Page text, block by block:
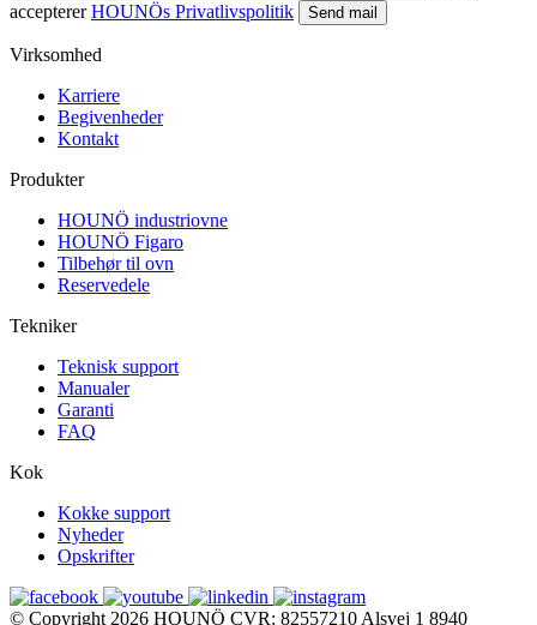
acceptererHOUNÖs Privatlivspolitik
Virksomhed
Karriere
Begivenheder
Kontakt
Produkter
HOUNÖ industriovne
HOUNÖ Figaro
Tilbehør til ovn
Reservedele
Tekniker
Teknisk support
Manualer
Garanti
FAQ
Kok
Kokke support
Nyheder
Opskrifter
© Copyright 2026 HOUNÖ CVR: 82557210 Alsvej 1 8940